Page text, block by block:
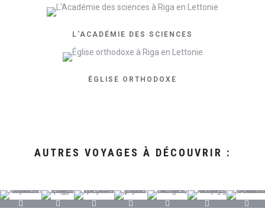
L'ACADÉMIE DES SCIENCES
ÉGLISE ORTHODOXE
AUTRES VOYAGES À DÉCOUVRIR :